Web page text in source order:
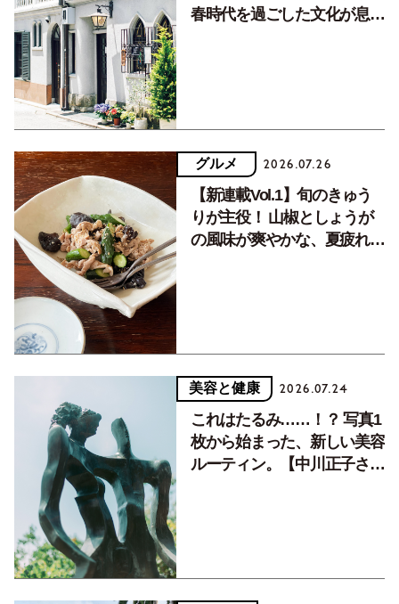
春時代を過ごした文化が息づ
グルメ 2026.07.26
【新連載Vol.1】旬のきゅう
りが主役！ 山椒としょうが
の風味が爽やかな、夏疲れを
美容と健康 2026.07.24
これはたるみ……！？ 写真1
枚から始まった、新しい美容
ルーティン。【中川正子さん